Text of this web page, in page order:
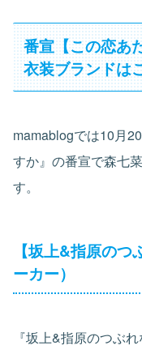
番宣【この恋あ
衣装ブランドは
mamablogでは10月
すか』の番宣で森七
す。
【坂上&指原の
ーカー）
『坂上&指原のつぶ